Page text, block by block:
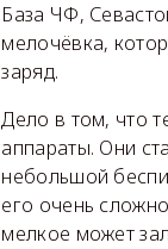
База ЧФ,
мелочёвка,
заряд.
Дело в том, что
аппараты. Они
небольшой
его очень
мелкое может